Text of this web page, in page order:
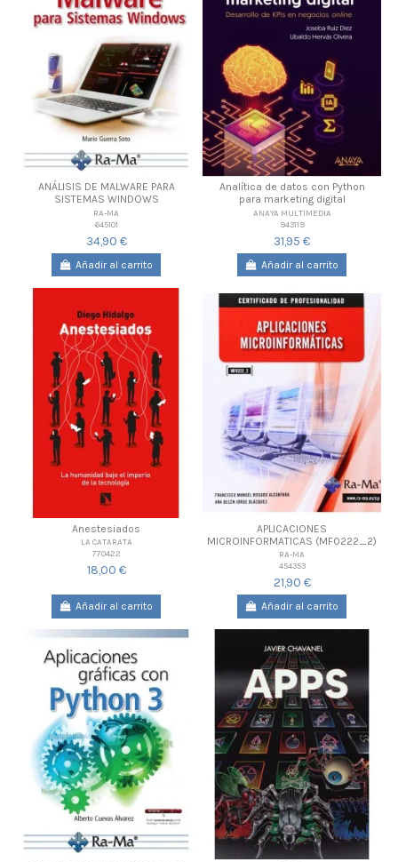
ANÁLISIS DE MALWARE PARA
SISTEMAS WINDOWS
RA-MA
645101
34,90 €
Añadir al carrito
Analítica de datos con Python
para marketing digital
ANAYA MULTIMEDIA
943119
31,95 €
Añadir al carrito
Anestesiados
LA CATARATA
770422
18,00 €
Añadir al carrito
APLICACIONES
MICROINFORMATICAS (MF0222_2)
RA-MA
454353
21,90 €
Añadir al carrito